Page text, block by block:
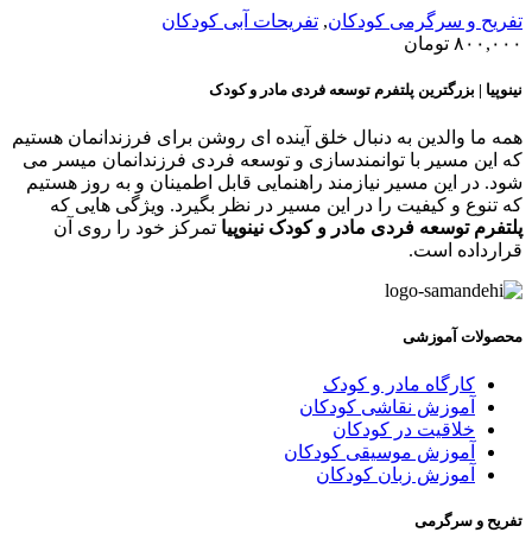
و سرگرمی کودکان,تفریحات آبی کودکان
تومان
| بزرگترین پلتفرم توسعه فردی مادر و کودک
ما والدین به دنبال خلق آینده ای روشن برای فرزندانمان هستیم
این مسیر با توانمندسازی و توسعه فردی فرزندانمان میسر می
در این مسیر نیازمند راهنمایی قابل اطمینان و به روز هستیم
تنوع و کیفیت را در این مسیر در نظر بگیرد. ویژگی هایی که
توسعه فردی مادر و کودک نینوپیاتمرکز خود را روی آن
است.
آموزشی
کارگاه مادر و کودک
آموزش نقاشی کودکان
خلاقیت در کودکان
آموزش موسیقی کودکان
آموزش زبان کودکان
و سرگرمی